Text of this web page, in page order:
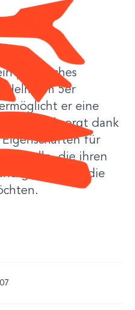
praktisches
Helm. Im 5er
er eine
und sorgt dank
für
für alle, die ihren
gleichzeitig die